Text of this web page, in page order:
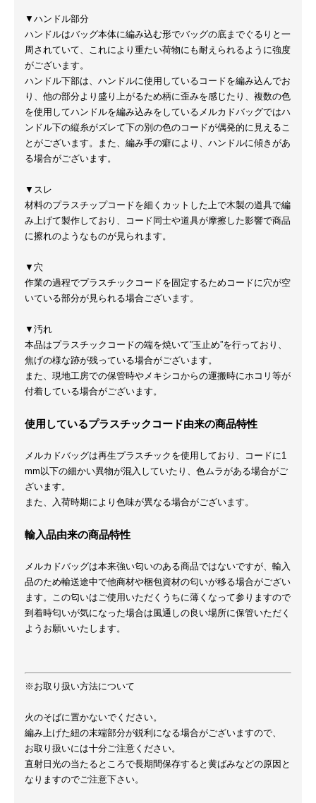
▼ハンドル部分
ハンドルはバッグ本体に編み込む形でバッグの底までぐるりと一
周されていて、これにより重たい荷物にも耐えられるように強度
がございます。
ハンドル下部は、ハンドルに使用しているコードを編み込んでお
り、他の部分より盛り上がるため柄に歪みを感じたり、複数の色
を使用してハンドルを編み込みをしているメルカドバッグではハ
ンドル下の縦糸がズレて下の別の色のコードが偶発的に見えるこ
とがございます。また、編み手の癖により、ハンドルに傾きがあ
る場合がございます。
▼スレ
材料のプラスチップコードを細くカットした上で木製の道具で編
み上げて製作しており、コード同士や道具が摩擦した影響で商品
に擦れのようなものが見られます。
▼穴
作業の過程でプラスチックコードを固定するためコードに穴が空
いている部分が見られる場合ございます。
▼汚れ
本品はプラスチックコードの端を焼いて”玉止め”を行っており、
焦げの様な跡が残っている場合がございます。
また、現地工房での保管時やメキシコからの運搬時にホコリ等が
付着している場合がございます。
使用しているプラスチックコード由来の商品特性
メルカドバッグは再生プラスチックを使用しており、コードに1
mm以下の細かい異物が混入していたり、色ムラがある場合がご
ざいます。
また、入荷時期により色味が異なる場合がございます。
輸入品由来の商品特性
メルカドバッグは本来強い匂いのある商品ではないですが、輸入
品のため輸送途中で他商材や梱包資材の匂いが移る場合がござい
ます。この匂いはご使用いただくうちに薄くなって参りますので
到着時匂いが気になった場合は風通しの良い場所に保管いただく
ようお願いいたします。
※お取り扱い方法について
火のそばに置かないでください。
編み上げた紐の末端部分が鋭利になる場合がございますので、
お取り扱いには十分ご注意ください。
直射日光の当たるところで長期間保存すると黄ばみなどの原因と
なりますのでご注意下さい。